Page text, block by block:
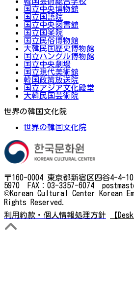
国立中央博物館
国立国語院
国立中央図書館
国立国楽院
国立民俗博物館
大韓民国歴史博物館
国立ハングル博物館
国立中央劇場
国立現代美術館
韓国政策放送院
国立アジア文化殿堂
大韓民国芸術院
世界の韓国文化院
世界の韓国文化院
〒160-0004 東京都新宿区四谷4-4-
5970 FAX：03-3357-6074
©Korean Cultural Center Korean
Rights Reserved.
利用約款・個人情報処理方針
【